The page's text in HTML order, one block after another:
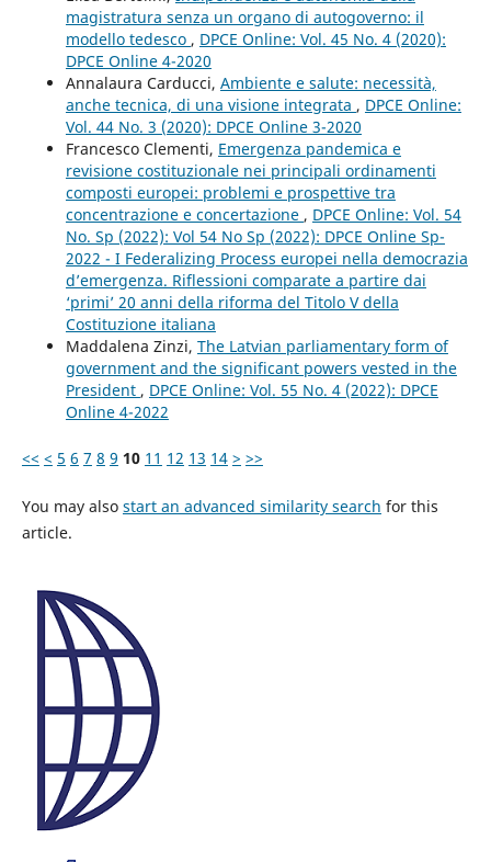
magistratura senza un organo di autogoverno: il
modello tedesco , DPCE Online: Vol. 45 No. 4 (2020):
DPCE Online 4-2020
Annalaura Carducci, Ambiente e salute: necessità,
anche tecnica, di una visione integrata , DPCE Online:
Vol. 44 No. 3 (2020): DPCE Online 3-2020
Francesco Clementi, Emergenza pandemica e
revisione costituzionale nei principali ordinamenti
composti europei: problemi e prospettive tra
concentrazione e concertazione , DPCE Online: Vol. 54
No. Sp (2022): Vol 54 No Sp (2022): DPCE Online Sp-
2022 - I Federalizing Process europei nella democrazia
d’emergenza. Riflessioni comparate a partire dai
‘primi’ 20 anni della riforma del Titolo V della
Costituzione italiana
Maddalena Zinzi, The Latvian parliamentary form of
government and the significant powers vested in the
President , DPCE Online: Vol. 55 No. 4 (2022): DPCE
Online 4-2022
<< < 5 6 7 8 9 10 11 12 13 14 > >>
You may also start an advanced similarity search for this
article.